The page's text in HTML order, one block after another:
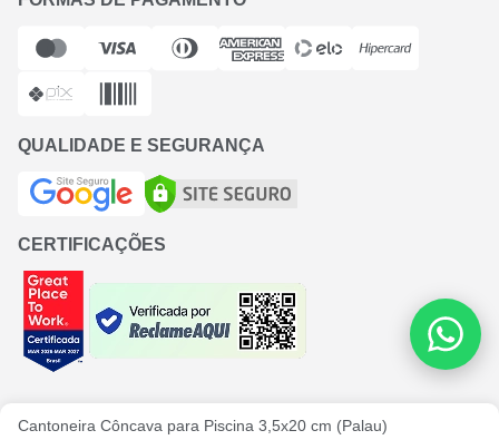
Cantoneira Côncava para Piscina 3,5x20 cm (Palau)
QUALIDADE E SEGURANÇA
CERTIFICAÇÕES
Bela Metais Comércio e Importação LTDA- CNPJ: 32.851.667/0001-94